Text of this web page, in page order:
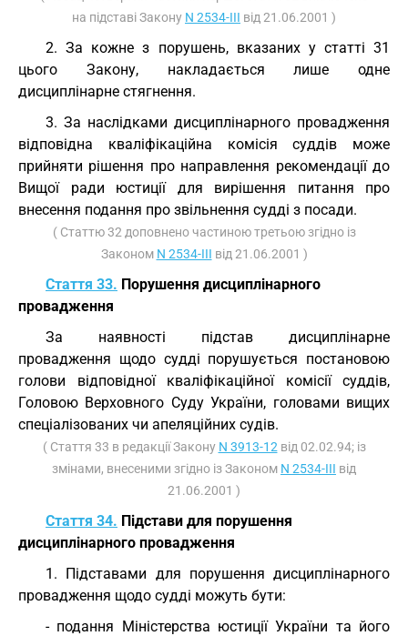
на підставі Закону N 2534-III від 21.06.2001 )
2. За кожне з порушень, вказаних у статті 31
цього Закону, накладається лише одне
дисциплінарне стягнення.
3. За наслідками дисциплінарного провадження
відповідна кваліфікаційна комісія суддів може
прийняти рішення про направлення рекомендації до
Вищої ради юстиції для вирішення питання про
внесення подання про звільнення судді з посади.
( Статтю 32 доповнено частиною третьою згідно із
Законом N 2534-III від 21.06.2001 )
Стаття 33. Порушення дисциплінарного
провадження
За наявності підстав дисциплінарне
провадження щодо судді порушується постановою
голови відповідної кваліфікаційної комісії суддів,
Головою Верховного Суду України, головами вищих
спеціалізованих чи апеляційних судів.
( Стаття 33 в редакції Закону N 3913-12 від 02.02.94; із
змінами, внесеними згідно із Законом N 2534-III від
21.06.2001 )
Стаття 34. Підстави для порушення
дисциплінарного провадження
1. Підставами для порушення дисциплінарного
провадження щодо судді можуть бути:
- подання Міністерства юстиції України та його